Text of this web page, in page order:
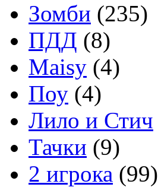
Зомби (235)
ПДД (8)
Maisy (4)
Поу (4)
Лило и Стич
Тачки (9)
2 игрока (99)